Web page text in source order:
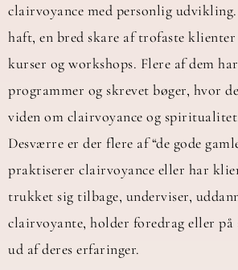
clairvoyance med personlig
haft, en bred skare af trofaste
kurser og workshops. Flere af dem
programmer og skrevet bøger, hvor
viden om clairvoyance og
Desværre er der flere af “de gode
praktiserer clairvoyance eller har
trukket sig tilbage, underviser,
clairvoyante, holder foredrag eller på
ud af deres erfaringer.